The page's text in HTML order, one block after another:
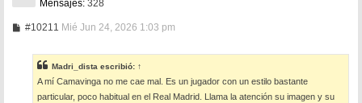
Mensajes: 328
#10211 M
a
j
e
Mié Jun 24, 2026 1:03 pm
Madri_dista escribió: ↑
A mí Camavinga no me cae mal. Es un jugador con un estilo bastante
particular, poco habitual en el Real Madrid. Llama la atención su imagen y su